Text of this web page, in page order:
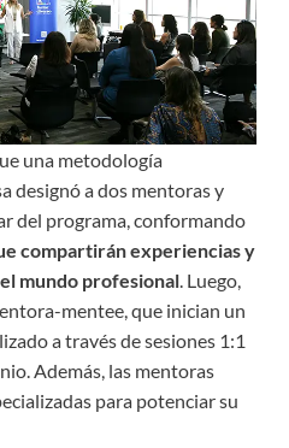
una metodología
designó a dos mentoras y
del programa, conformando
compartirán experiencias y
mundo profesional. Luego,
mentee, que inician un
a través de sesiones 1:1
Además, las mentoras
para potenciar su